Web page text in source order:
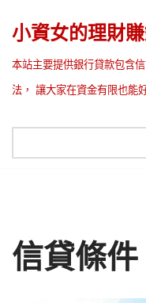
Skip
to
content
小資女的理財
本站主要提供銀行貸款包含
法， 讓大家在資金有限也能
信貸條件